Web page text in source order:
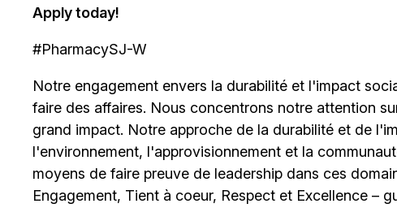
Apply today!
#PharmacySJ-W
Notre engagement envers la durabilité et l'impact
faire des affaires. Nous concentrons notre attention
grand impact. Notre approche de la durabilité et de
l'environnement, l'approvisionnement et la
moyens de faire preuve de leadership dans ces
Engagement, Tient à coeur, Respect et Excellence –